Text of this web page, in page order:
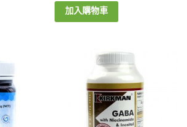
加入購物車